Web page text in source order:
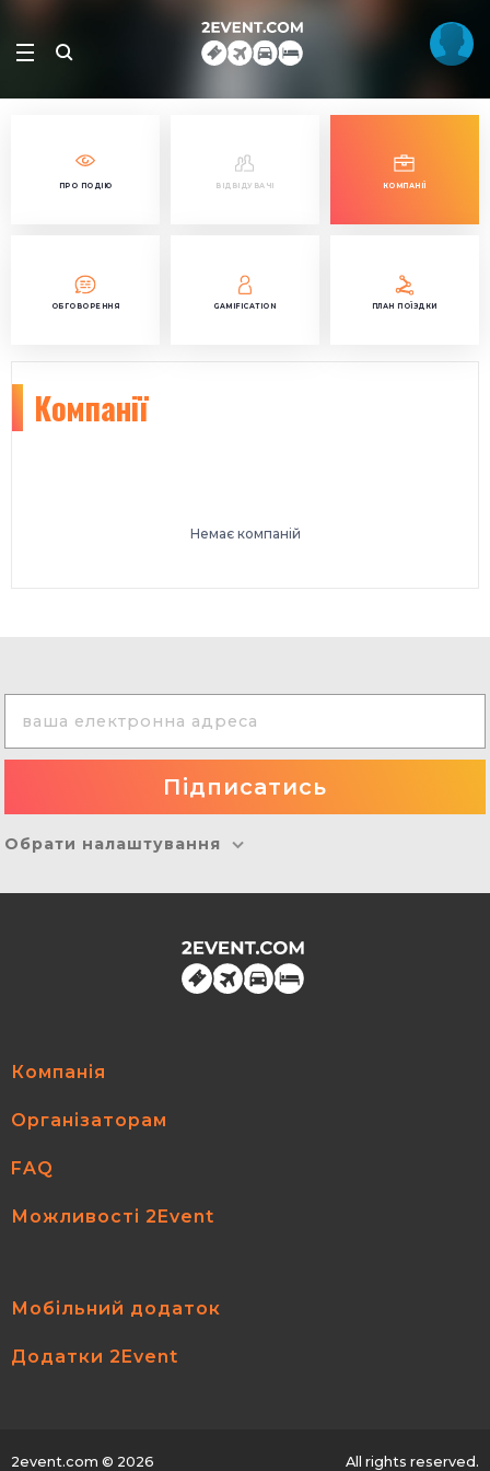
ПРО ПОДІЮ ВІДВІДУВАЧІ КОМПАНІЇ
ОБГОВОРЕННЯ GAMIFICATION ПЛАН ПОЇЗДКИ
Компанії
Немає компаній
Обрати налаштування
Компанія
Організаторам
FAQ
Можливості 2Event
Мобільний додаток
Додатки 2Event
2event.com © 2026 All rights reserved.